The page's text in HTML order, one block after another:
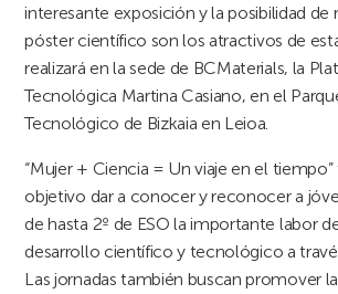
interesante exposición y la posibilidad de
póster científico son los atractivos de
realizará en la sede de BCMaterials, la
Tecnológica Martina Casiano, en el
Tecnológico de Bizkaia en Leioa.
“Mujer + Ciencia = Un viaje en el
objetivo dar a conocer y reconocer a
de hasta 2º de ESO la importante labor
desarrollo científico y tecnológico a
Las jornadas también buscan promover